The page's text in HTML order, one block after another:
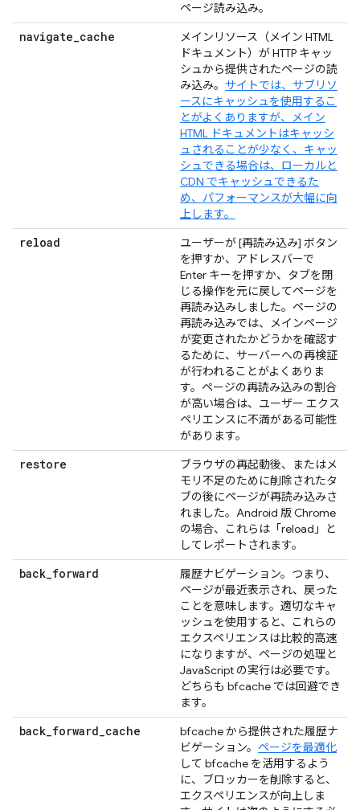
ページ読み込み。
navigate_cache
メインリソース（メイン HTML
ドキュメント）が HTTP キャッ
シュから提供されたページの読
み込み。 サイトでは、サブリソ
ースにキャッシュを使用するこ
とがよくありますが、メイン
HTML ドキュメントはキャッシ
ュされることが少なく、キャッ
シュできる場合は、ローカルと
CDN でキャッシュできるた
め、パフォーマンスが大幅に向
上します。
reload
ユーザーが [再読み込み] ボタン
を押すか、アドレスバーで
Enter キーを押すか、タブを閉
じる操作を元に戻してページを
再読み込みしました。ページの
再読み込みでは、メインページ
が変更されたかどうかを確認す
るために、サーバーへの再検証
が行われることがよくありま
す。ページの再読み込みの割合
が高い場合は、ユーザー エクス
ペリエンスに不満がある可能性
があります。
restore
ブラウザの再起動後、またはメ
モリ不足のために削除されたタ
ブの後にページが再読み込みさ
れました。Android 版 Chrome
の場合、これらは「reload」と
してレポートされます。
back_forward
履歴ナビゲーション。つまり、
ページが最近表示され、戻った
ことを意味します。適切なキャ
ッシュを使用すると、これらの
エクスペリエンスは比較的高速
になりますが、ページの処理と
JavaScript の実行は必要です。
どちらも bfcache では回避でき
ます。
back_forward_cache
bfcache から提供された履歴ナ
ビゲーション。 ページを最適化
して bfcache を活用するよう
に、ブロッカーを削除すると、
エクスペリエンスが向上しま